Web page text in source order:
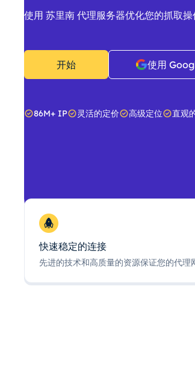
使用 苏里南 代理服务器优化您的抓取
开始 使用
86M+ IP 灵活的定价 高级定位 直观
快速稳定的连接
先进的技术和高质量的资源保证您的代理